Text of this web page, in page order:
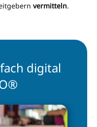
vermitteln.
digital